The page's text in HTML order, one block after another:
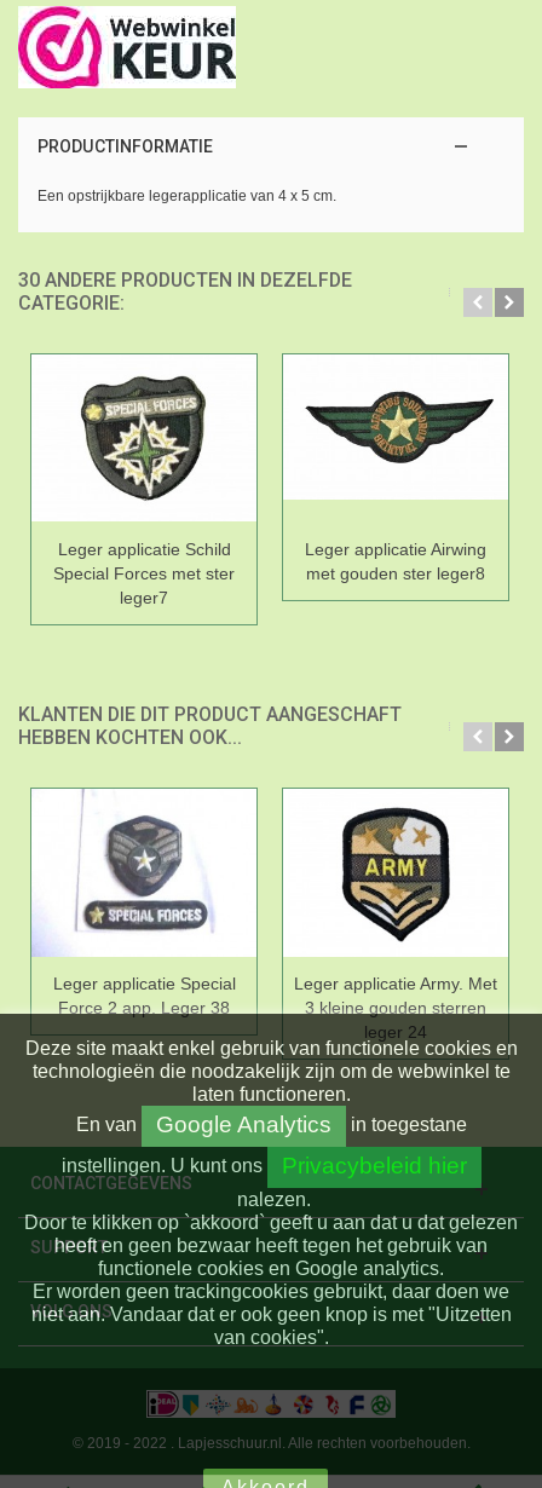
PRODUCTINFORMATIE
Een opstrijkbare legerapplicatie van 4 x 5 cm.
30 ANDERE PRODUCTEN IN DEZELFDE
CATEGORIE:
Leger applicatie Schild
Special Forces met ster
leger7
Leger applicatie Airwing
met gouden ster leger8
KLANTEN DIE DIT PRODUCT AANGESCHAFT
HEBBEN KOCHTEN OOK...
Leger applicatie Special
Force 2 app. Leger 38
Leger applicatie Army. Met
3 kleine gouden sterren
leger 24
CONTACTGEGEVENS
SUPPORT
VOLG ONS
Deze site maakt enkel gebruik van functionele cookies en
technologieën die noodzakelijk zijn om de webwinkel te
laten functioneren.
En van Google Analytics
in toegestane
instellingen. U kunt ons Privacybeleid hier
nalezen.
Door te klikken op `akkoord` geeft u aan dat u dat gelezen
heeft en geen bezwaar heeft tegen het gebruik van
functionele cookies en Google analytics.
Er worden geen trackingcookies gebruikt, daar doen we
niet aan. Vandaar dat er ook geen knop is met "Uitzetten
van cookies".
© 2019 - 2022 . Lapjesschuur.nl. Alle rechten voorbehouden.